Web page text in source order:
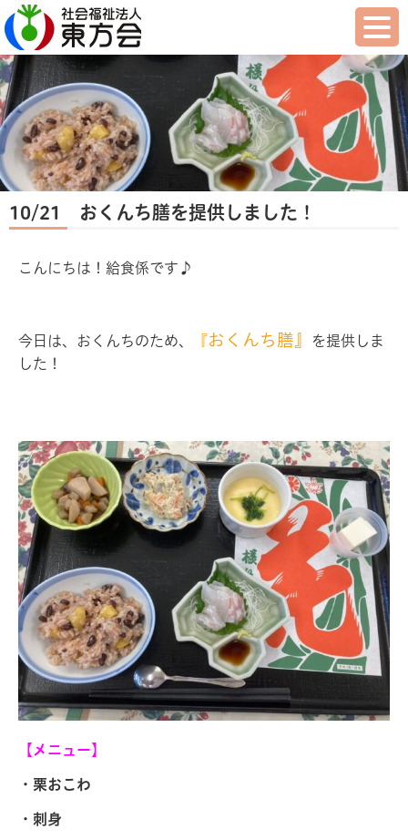
10/21 おくんち膳を提供しました！
こんにちは！給食係です♪
今日は、おくんちのため、 『おくんち膳』
を提供しま
した！
【メニュー】
・栗おこわ
・刺身